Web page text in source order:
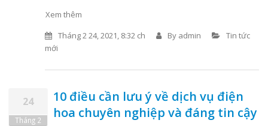
Xem thêm
Tháng 2 24, 2021, 8:32 ch
By admin
Tin tức
mới
24
Tháng 2
10 điều cần lưu ý về dịch vụ điện
hoa chuyên nghiệp và đáng tin cậy